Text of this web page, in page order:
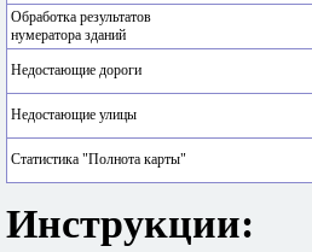
Обработка результатов
нумератора зданий
Недостающие дороги
Недостающие улицы
Статистика "Полнота карты"
Инструкции: